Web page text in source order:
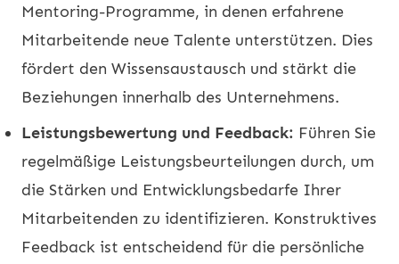
Mentoring-Programme, in denen erfahrene
Mitarbeitende neue Talente unterstützen. Dies
fördert den Wissensaustausch und stärkt die
Beziehungen innerhalb des Unternehmens.
Leistungsbewertung und Feedback: Führen Sie
regelmäßige Leistungsbeurteilungen durch, um
die Stärken und Entwicklungsbedarfe Ihrer
Mitarbeitenden zu identifizieren. Konstruktives
Feedback ist entscheidend für die persönliche